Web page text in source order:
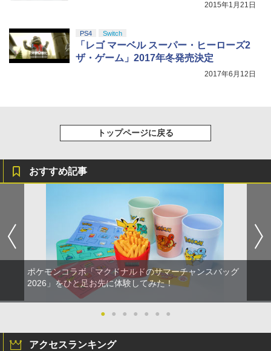
2015年1月21日
PS4 Switch
「レゴ マーベル スーパー・ヒーローズ2
ザ・ゲーム」2017年冬発売決定
2017年6月12日
トップページに戻る
おすすめ記事
ポケモンコラボ「マクドナルドのサマーチャンスバッグ
2026」をひと足お先に体験してみた！
● ● ● ● ● ● ●
アクセスランキング